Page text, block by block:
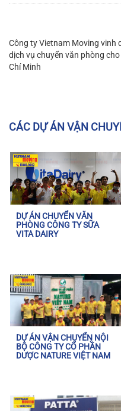
Công ty Vietnam Moving vinh
dịch vụ chuyển văn phòng
Chí Minh
CÁC DỰ ÁN VẬN
DỰ ÁN CHUYỂN VĂN
PHÒNG CÔNG TY SỮA
VITA DAIRY
DỰ ÁN VẬN CHUYỂN NỘI
BỘ CÔNG TY CỔ PHẦN
DƯỢC NATURE VIỆT NAM